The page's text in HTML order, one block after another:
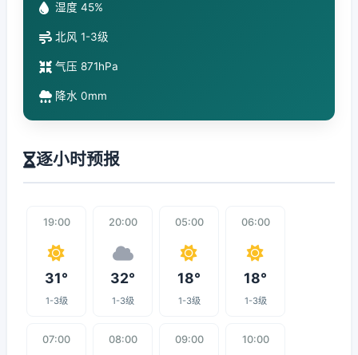
湿度 45%
北风 1-3级
气压 871hPa
降水 0mm
逐小时预报
19:00
31°
1-3级
20:00
32°
1-3级
05:00
18°
1-3级
06:00
18°
1-3级
07:00 08:00 09:00 10:00